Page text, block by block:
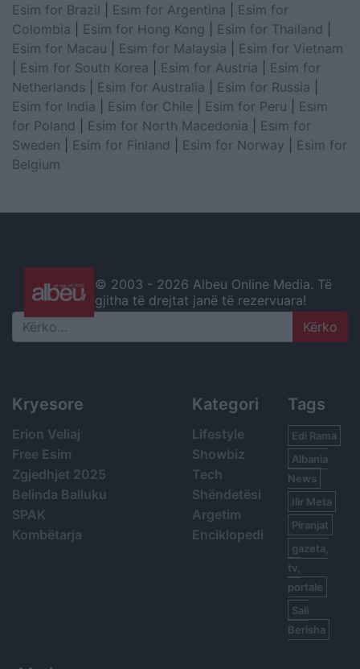
Esim for Brazil
Esim for Argentina
Esim for
Colombia
Esim for Hong Kong Esim for Thailand
Esim for Macau
Esim for Malaysia
Esim for Vietnam
Esim for South Korea Esim for Austria
Esim for
Netherlands
Esim for Australia Esim for Russia
Esim for India
Esim for Chile Esim for Peru
Esim
for Poland
Esim for North Macedonia
Esim for
Sweden
Esim for Finland Esim for Norway
Esim for
Belgium
© 2003 - 2026 Albeu Online Media. Të
gjitha të drejtat janë të rezervuara!
Search
Kryesore
Erion Veliaj
Free Esim
Zgjedhjet 2025
Belinda Balluku
SPAK
Kombëtarja
Kategori
Lifestyle
Showbiz
Tech
Shëndetësi
Argetim
Enciklopedi
Tags
Edi Rama
Albania
News
Ilir Meta
Piranjat
gazeta,
tv,
portale
Sali
Berisha